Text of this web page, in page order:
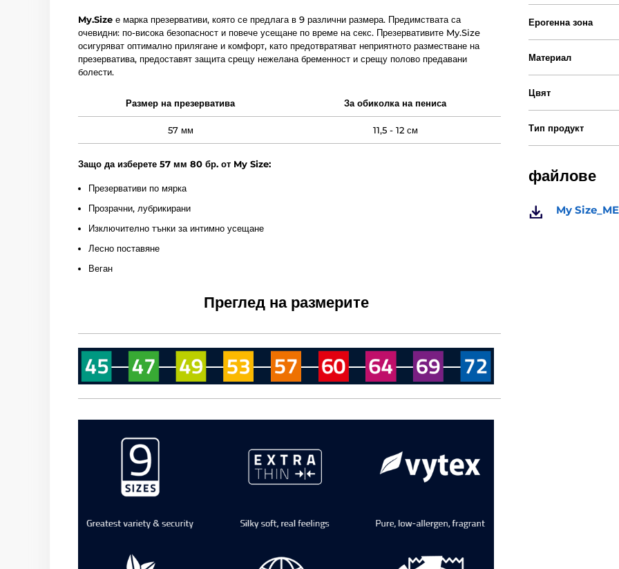
My.Size е марка презервативи, която се предлага в 9 различни размера. Предимствата са
очевидни: по-висока безопасност и повече усещане по време на секс. Презервативите My.Size
осигуряват оптимално прилягане и комфорт, като предотвратяват неприятното разместване на
презерватива, предоставят защита срещу нежелана бременност и срещу полово предавани
болести.
Размер на презерватива За обиколка на пениса
57 мм 11,5 - 12 см
Защо да изберете 57 мм 80 бр. от My Size:
Презервативи по мярка
Прозрачни, лубрикирани
Изключително тънки за интимно усещане
Лесно поставяне
Веган
Преглед на размерите
Ерогенна зона
Материал
Цвят
Тип продукт
файлове
My